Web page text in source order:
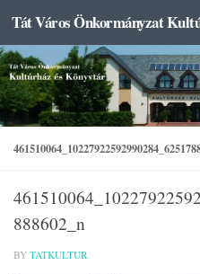
Skip to content
888602_n
BY TATKULTUR